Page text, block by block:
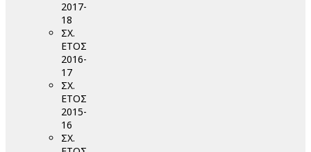
2017-
18
ΣΧ.
ΕΤΟΣ
2016-
17
ΣΧ.
ΕΤΟΣ
2015-
16
ΣΧ.